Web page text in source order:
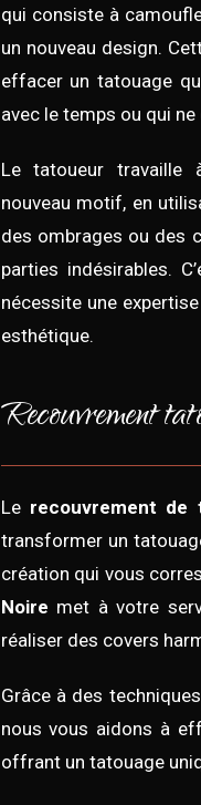
qui consiste à
un nouveau design.
effacer un tatouage
avec le temps ou qui
Le tatoueur travaille
nouveau motif, en
des ombrages ou des
parties indésirables.
nécessite une
esthétique.
Recouvrement
Le recouvrement de
transformer un
création qui vous
Noire met à votre
réaliser des covers
Grâce à des
nous vous aidons à
offrant un tatouage